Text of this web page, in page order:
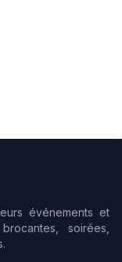
événements et
soirées,